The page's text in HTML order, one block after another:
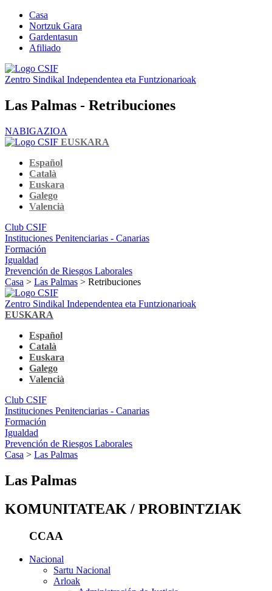
Casa
Nortzuk Gara
Gardentasun
Afiliado
Zentro Sindikal Independentea eta Funtzionarioak
Las Palmas - Retribuciones
NABIGAZIOA
EUSKARA
Español
Català
Euskara
Galego
Valencià
Club CSIF
Instituciones Penitenciarias - Canarias
Formación
Igualdad
Prevención de Riesgos Laborales
Casa > Las Palmas > Retribuciones
Zentro Sindikal Independentea eta Funtzionarioak
EUSKARA
Español
Català
Euskara
Galego
Valencià
Club CSIF
Instituciones Penitenciarias - Canarias
Formación
Igualdad
Prevención de Riesgos Laborales
Casa > Las Palmas
Las Palmas
KOMUNITATEAK / PROBINTZIAK
CCAA
Nacional
Sartu Nacional
Arloak